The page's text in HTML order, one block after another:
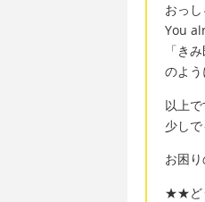
おっし
You
「き
のよ
以上
少し
お困
★★ど